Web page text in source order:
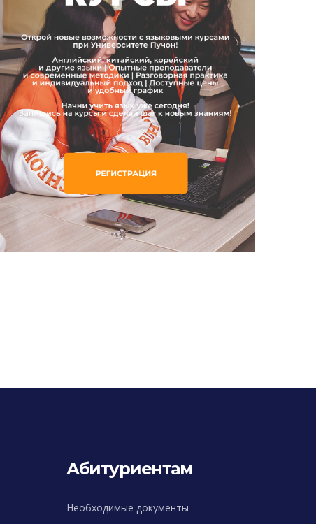
Абитуриентам
Необходимые документы